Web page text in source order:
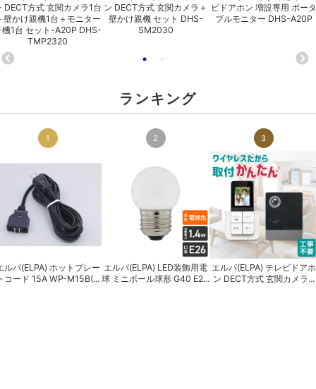
DECT方式 玄関カメラ1台
壁かけ親機1台＋モニター
機1台 セット-A20P DHS-
TMP2320
ン DECT方式 玄関カメラ＋
壁かけ親機 セット DHS-
SM2030
ビドアホン 増設専用 ポータ
ブルモニター DHS-A20P
ランキング
1
ルパ(ELPA) ホットプレー
コード 15A WP-M15B(...
2
エルパ(ELPA) LED装飾用電
球 ミニボール球形 G40 E2...
3
エルパ(ELPA) テレビドアホ
ン DECT方式 玄関カメラ...